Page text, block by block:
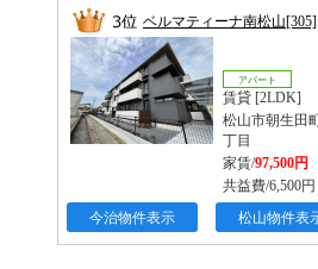
ベルマティーナ南松山[305]
アパート
賃貸 [2LDK]
松山市朝生田
丁目
家賃/97,500円
共益費/6,500円
今治物件表示
松山物件表